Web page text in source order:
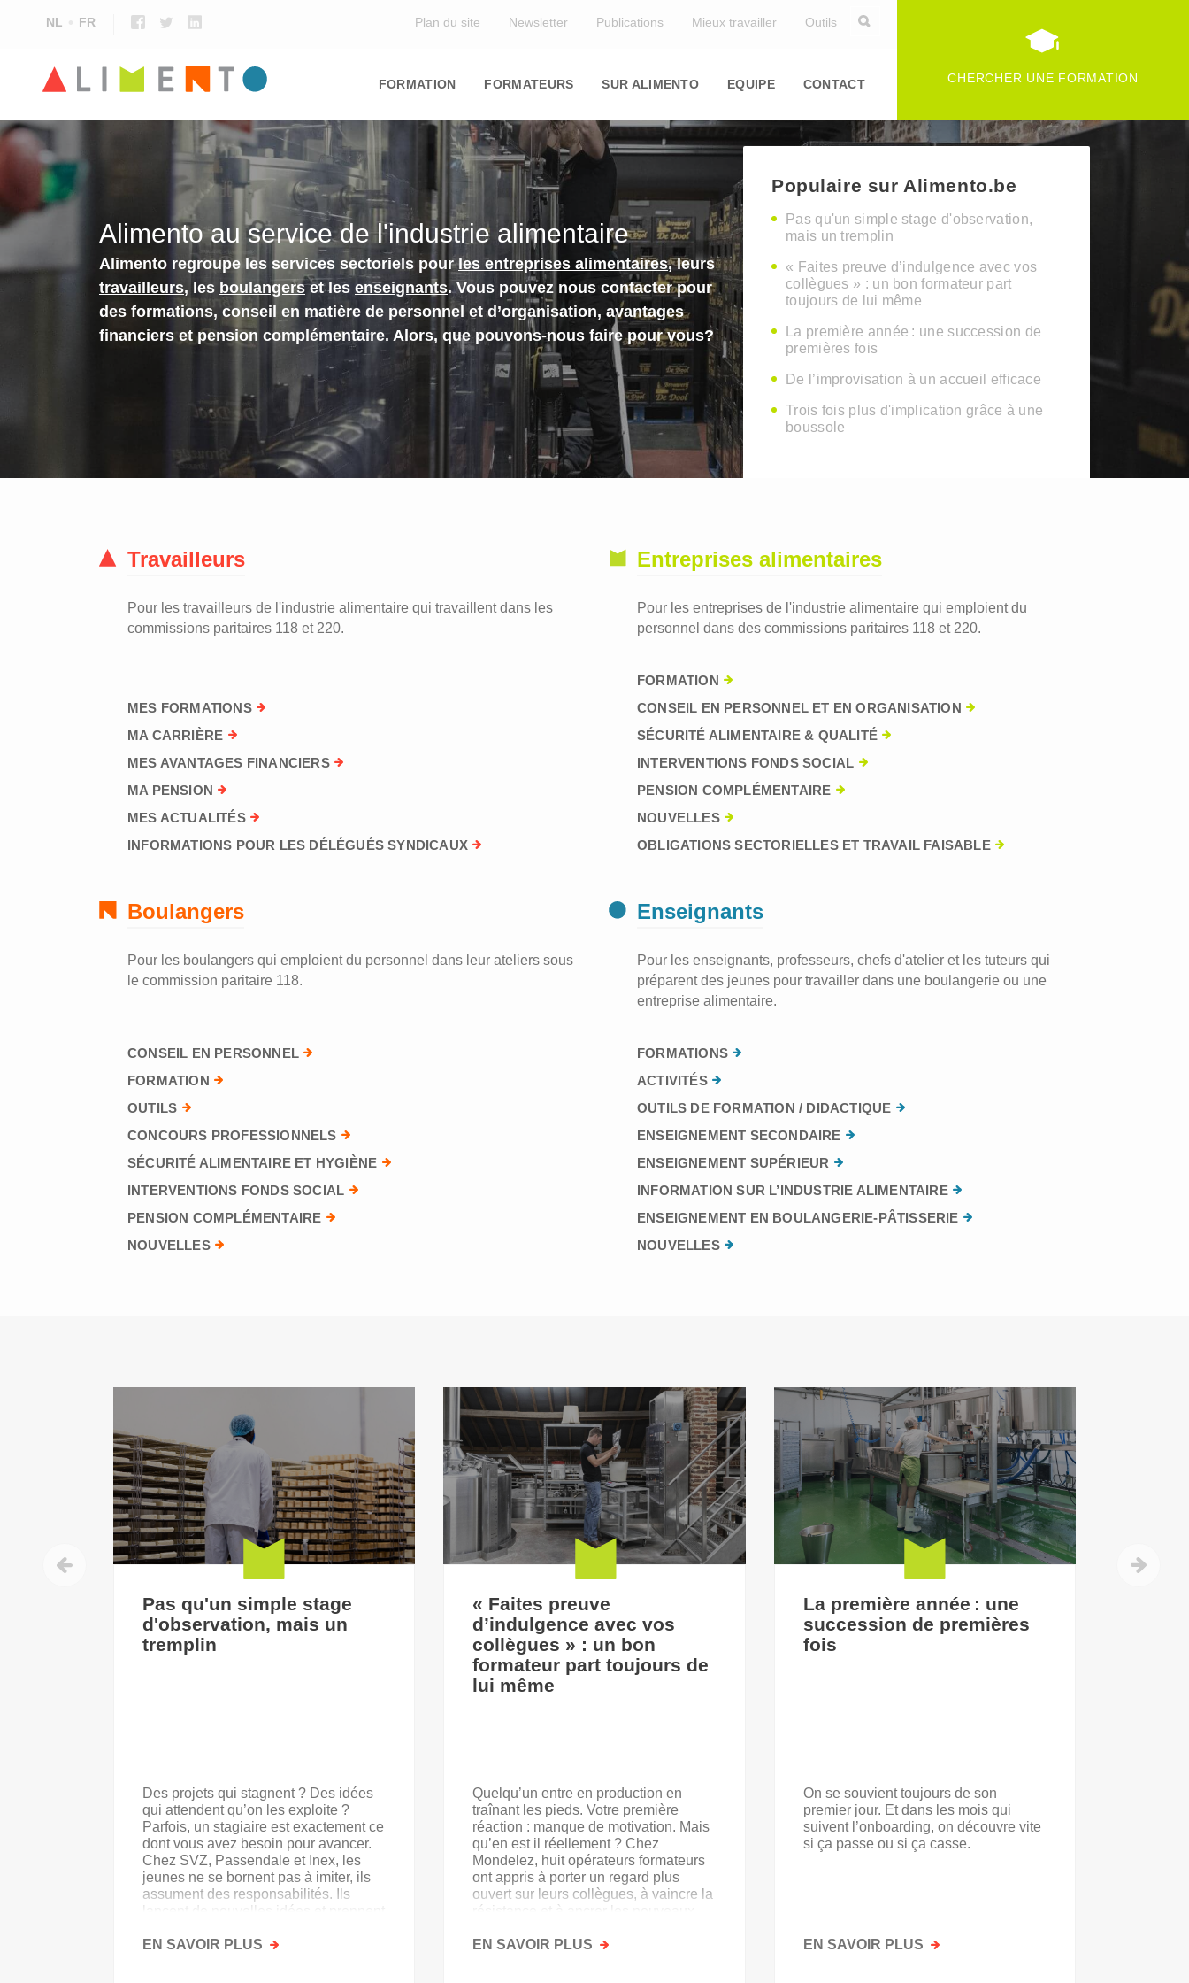
NL FR Plan du site Newsletter Publications Mieux travailler Outils
navigation
FORMATION FORMATEURS SUR ALIMENTO EQUIPE CONTACT CHERCHER UNE FORMATION
Alimento au service de l'industrie alimentaire
Alimento regroupe les services sectoriels pourles entreprises alimentaires, leurs
travailleurs, les boulangerset les enseignants. Vous pouvez nous contacter pour
des formations, conseil en matière de personnel et d’organisation, avantages
financiers et pension complémentaire. Alors, que pouvons-nous faire pour vous?
Populaire sur Alimento.be
Pas qu'un simple stage d'observation,
mais un tremplin
« Faites preuve d’indulgence avec vos
collègues » : un bon formateur part
toujours de lui même
La première année : une succession de
premières fois
De l’improvisation à un accueil efficace
Trois fois plus d'implication grâce à une
boussole
Travailleurs
Pour les travailleurs de l'industrie alimentaire qui travaillent dans les
commissions paritaires 118 et 220.
MES FORMATIONS
MA CARRIÈRE
MES AVANTAGES FINANCIERS
MA PENSION
MES ACTUALITÉS
INFORMATIONS POUR LES DÉLÉGUÉS SYNDICAUX
Entreprises alimentaires
Pour les entreprises de l'industrie alimentaire qui emploient du
personnel dans des commissions paritaires 118 et 220.
FORMATION
CONSEIL EN PERSONNEL ET EN ORGANISATION
SÉCURITÉ ALIMENTAIRE & QUALITÉ
INTERVENTIONS FONDS SOCIAL
PENSION COMPLÉMENTAIRE
NOUVELLES
OBLIGATIONS SECTORIELLES ET TRAVAIL FAISABLE
Boulangers
Pour les boulangers qui emploient du personnel dans leur ateliers sous
le commission paritaire 118.
CONSEIL EN PERSONNEL
FORMATION
OUTILS
CONCOURS PROFESSIONNELS
SÉCURITÉ ALIMENTAIRE ET HYGIÈNE
INTERVENTIONS FONDS SOCIAL
PENSION COMPLÉMENTAIRE
NOUVELLES
Enseignants
Pour les enseignants, professeurs, chefs d'atelier et les tuteurs qui
préparent des jeunes pour travailler dans une boulangerie ou une
entreprise alimentaire.
FORMATIONS
ACTIVITÉS
OUTILS DE FORMATION / DIDACTIQUE
ENSEIGNEMENT SECONDAIRE
ENSEIGNEMENT SUPÉRIEUR
INFORMATION SUR L’INDUSTRIE ALIMENTAIRE
ENSEIGNEMENT EN BOULANGERIE-PÂTISSERIE
NOUVELLES
Pas qu'un simple stage
d'observation, mais un
tremplin
Des projets qui stagnent ? Des idées
qui attendent qu’on les exploite ?
Parfois, un stagiaire est exactement ce
dont vous avez besoin pour avancer.
Chez SVZ, Passendale et Inex, les
jeunes ne se bornent pas à imiter, ils
assument des responsabilités. Ils
lancent de nouvelles idées et prennent
EN SAVOIR PLUS SUR
« Faites preuve
d’indulgence avec vos
collègues » : un bon
formateur part toujours de
lui même
Quelqu’un entre en production en
traînant les pieds. Votre première
réaction : manque de motivation. Mais
qu’en est il réellement ? Chez
Mondelez, huit opérateurs formateurs
ont appris à porter un regard plus
ouvert sur leurs collègues, à vaincre la
résistance et à ancrer les nouveaux
EN SAVOIR PLUS SUR
La première année : une
succession de premières
fois
On se souvient toujours de son
premier jour. Et dans les mois qui
suivent l’onboarding, on découvre vite
si ça passe ou si ça casse.
EN SAVOIR PLUS SUR